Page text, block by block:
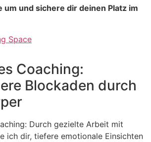
um und sichere dir deinen Platz im
Space
Coaching:
Blockaden durch
Durch gezielte Arbeit mit
ich dir, tiefere emotionale Einsichten